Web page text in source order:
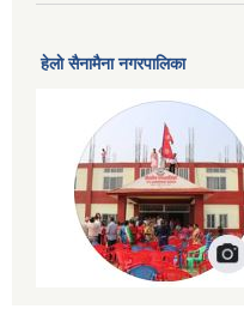
हेलाे सैनामैना नगरपालिका